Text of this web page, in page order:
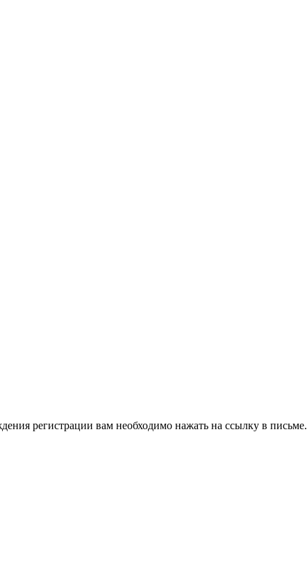
регистрации вам необходимо нажать на ссылку в письме.